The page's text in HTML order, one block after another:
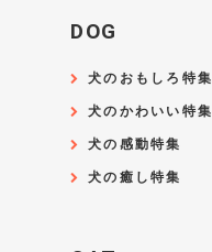
DOG
犬のおもしろ特集
犬のかわいい特集
犬の感動特集
犬の癒し特集